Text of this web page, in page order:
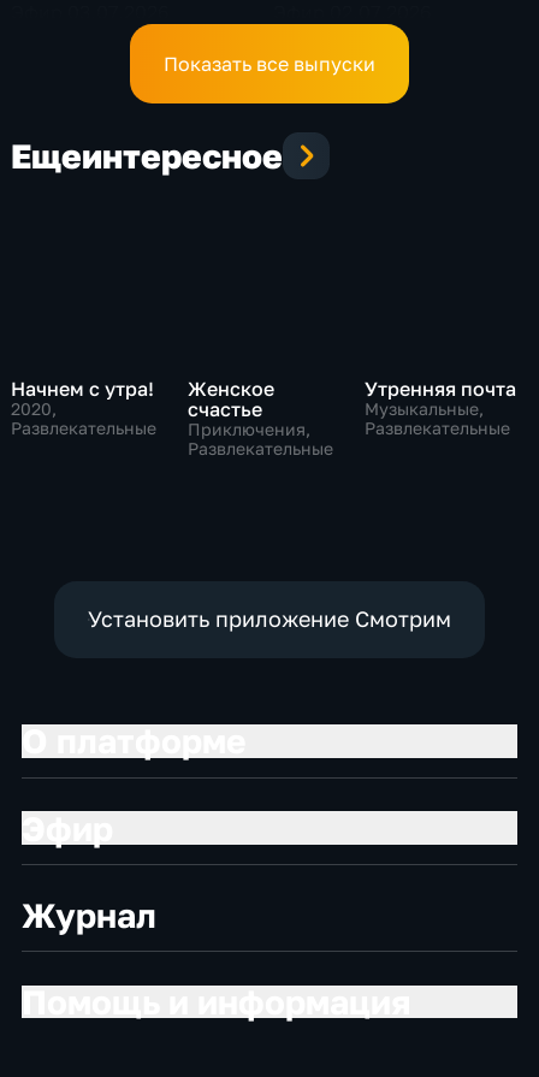
Показать все выпуски
Ещеинтересное
Начнем с утра!
2020,
Развлекательные
Женское
счастье
Приключения,
Развлекательные
Утренняя почта
Музыкальные,
Развлекательные
Установить приложение Смотрим
Журнал